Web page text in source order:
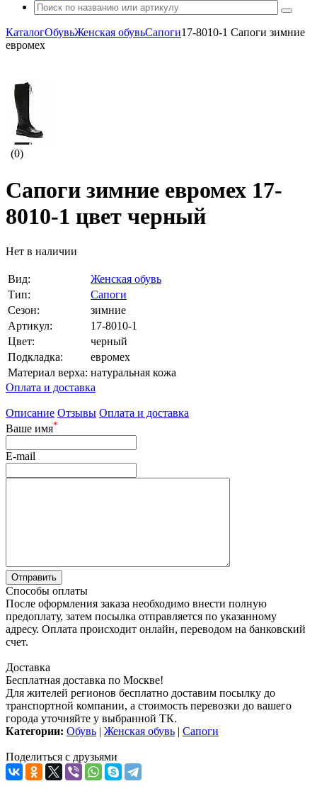
КаталогОбувьЖенская обувьСапоги17-8010-1 Сапоги зимние
евромех
(0)
Сапоги зимние евромех 17-
8010-1 цвет черный
Нет в наличии
Вид:
Женская обувь
Тип:
Сапоги
Сезон:
зимние
Артикул:
17-8010-1
Цвет:
черный
Подкладка:
евромех
Материал верха: натуральная кожа
Оплата и доставка
Описание Отзывы Оплата и доставка
Ваше имя*
E-mail
Способы оплаты
После оформления заказа необходимо внести полную
предоплату, затем посылка отправляется по указанному
адресу. Оплата происходит онлайн, переводом на банковский
счет.
Доставка
Бесплатная доставка по Москве!
Для жителей регионов бесплатно доставим посылку до
транспортной компании, а стоимость перевозки до вашего
города уточняйте у выбранной ТК.
Категории: Обувь | Женская обувь | Сапоги
Поделиться с друзьями